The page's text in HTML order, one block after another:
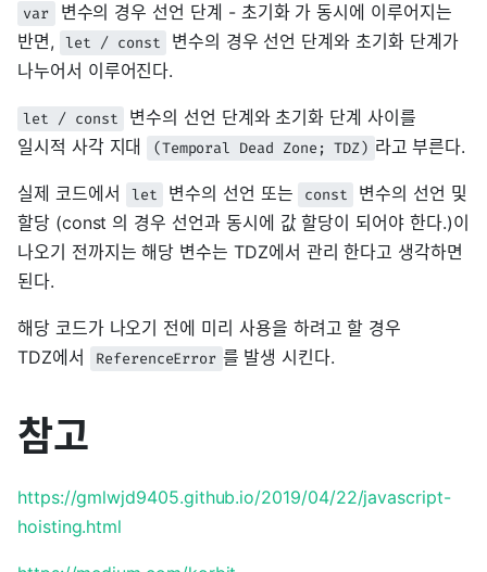
var
변수의 경우 선언 단계 - 초기화 가 동시에 이루어지는
반면,
let / const
변수의 경우 선언 단계와 초기화 단계가
나누어서 이루어진다.
let / const
변수의 선언 단계와 초기화 단계 사이를
일시적 사각 지대
(Temporal Dead Zone; TDZ) 라고 부른다.
실제 코드에서 let 변수의 선언 또는 const
변수의 선언 및
할당 (const 의 경우 선언과 동시에 값 할당이 되어야 한다.)이
나오기 전까지는 해당 변수는 TDZ에서 관리 한다고 생각하면
된다.
해당 코드가 나오기 전에 미리 사용을 하려고 할 경우
TDZ에서
ReferenceError 를 발생 시킨다.
참고
https://gmlwjd9405.github.io/2019/04/22/javascript-
hoisting.html